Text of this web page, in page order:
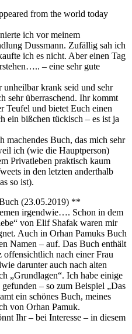
from the world today
ich vor meinem
Dussmann. Zufällig sah ich
ich es nicht. Aber einen Tag
– eine sehr gute
krank seid und sehr
sehr überraschend. Ihr kommt
Teufel und bietet Euch einen
ein bißchen tückisch – es ist ja
machendes Buch, das mich sehr
ich (wie die Hauptperson)
Privatleben praktisch kaum
in den letzten anderthalb
so ist).
(23.05.2019) **
irgendwie…. Schon in dem
von Elif Shafak waren mir
Auch in Orhan Pamuks Buch
Namen – auf. Das Buch enthält
offensichtlich nach einer Frau
darunter auch nach alten
„Grundlagen“. Ich habe einige
– so zum Beispiel „Das
ein schönes Buch, meines
von Orhan Pamuk.
Ihr – bei Interesse – in diesem